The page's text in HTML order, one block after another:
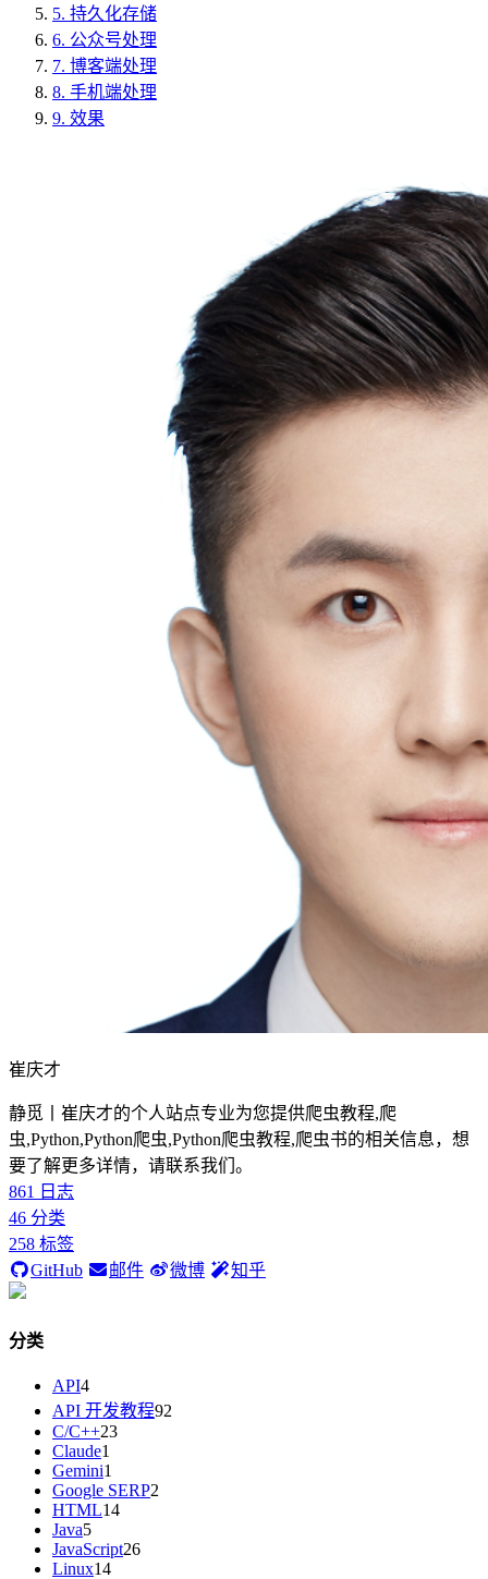
5. 持久化存储
6. 公众号处理
7. 博客端处理
8. 手机端处理
9. 效果
崔庆才
静觅丨崔庆才的个人站点专业为您提供爬虫教程,爬
虫,Python,Python爬虫,Python爬虫教程,爬虫书的相关信息，想
要了解更多详情，请联系我们。
861
日志
46 分类
258 标签
GitHub
邮件 微博 知乎
分类
API4
API 开发教程92
C/C++23
Claude1
Gemini1
Google SERP2
HTML14
Java5
JavaScript26
Linux14